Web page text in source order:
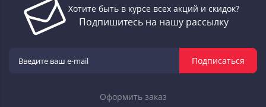
Хотите быть в курсе всех акций и скидок?
Подпишитесь на нашу рассылку
Подписаться
Оформить заказ